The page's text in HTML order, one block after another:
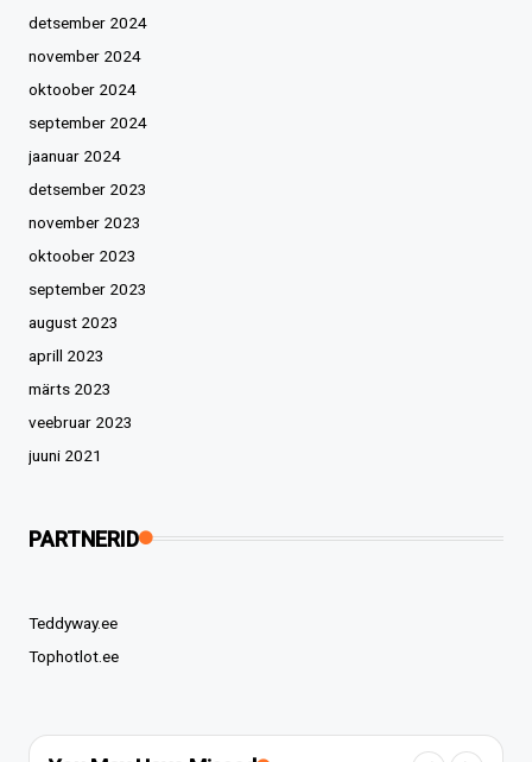
detsember 2024
november 2024
oktoober 2024
september 2024
jaanuar 2024
detsember 2023
november 2023
oktoober 2023
september 2023
august 2023
aprill 2023
märts 2023
veebruar 2023
juuni 2021
PARTNERID
Teddyway.ee
Tophotlot.ee